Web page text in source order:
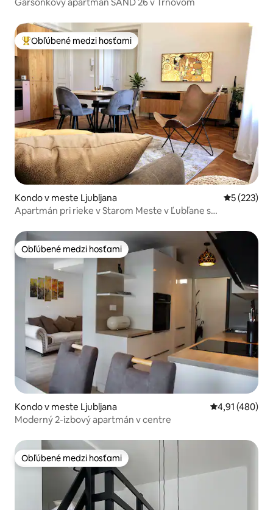
Najobľúbenejšie medzi hosťami
Obľúbené medzi hosťami
Kondo v meste Ljubljana Priemerné
5 (223)
Apartmán pri rieke v Starom Meste v Ľubľane s
Obľúbené medzi hosťami
Obľúbené medzi hosťami
Kondo v meste Ljubljana Priemerné
4,91 (480)
Moderný 2-izbový apartmán v centre
Obľúbené medzi hosťami
Obľúbené medzi hosťami